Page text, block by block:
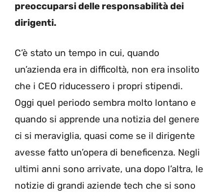
preoccuparsi delle responsabilità dei
dirigenti.
C’è stato un tempo in cui, quando
un’azienda era in difficoltà, non era insolito
che i CEO riducessero i propri stipendi.
Oggi quel periodo sembra molto lontano e
quando si apprende una notizia del genere
ci si meraviglia, quasi come se il dirigente
avesse fatto un’opera di beneficenza. Negli
ultimi anni sono arrivate, una dopo l’altra, le
notizie di grandi aziende tech che si sono